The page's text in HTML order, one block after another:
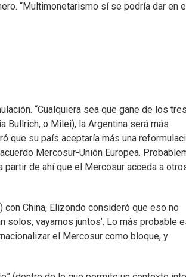
“Multimonetarismo sí se podría dar en el
“Cualquiera sea que gane de los tres
Bullrich, o Milei), la Argentina será más
que su país aceptaría más una
Mercosur-Unión Europea.
partir de ahí que el Mercosur acceda a
) con China, Elizondo consideró que eso no
solos, vayamos juntos’. Lo más probable
el Mercosur como bloque, y